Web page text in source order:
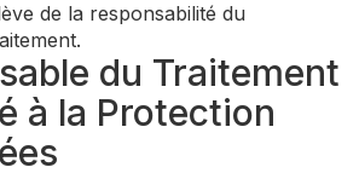
de la responsabilité du
du Traitement
à la Protection